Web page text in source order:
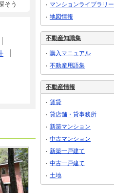
そう
マンションライブラリー
地図情報
不動産知識集
購入マニュアル
不動産用語集
不動産情報
賃貸
貸店舗・貸事務所
新築マンション
中古マンション
新築一戸建て
中古一戸建て
土地